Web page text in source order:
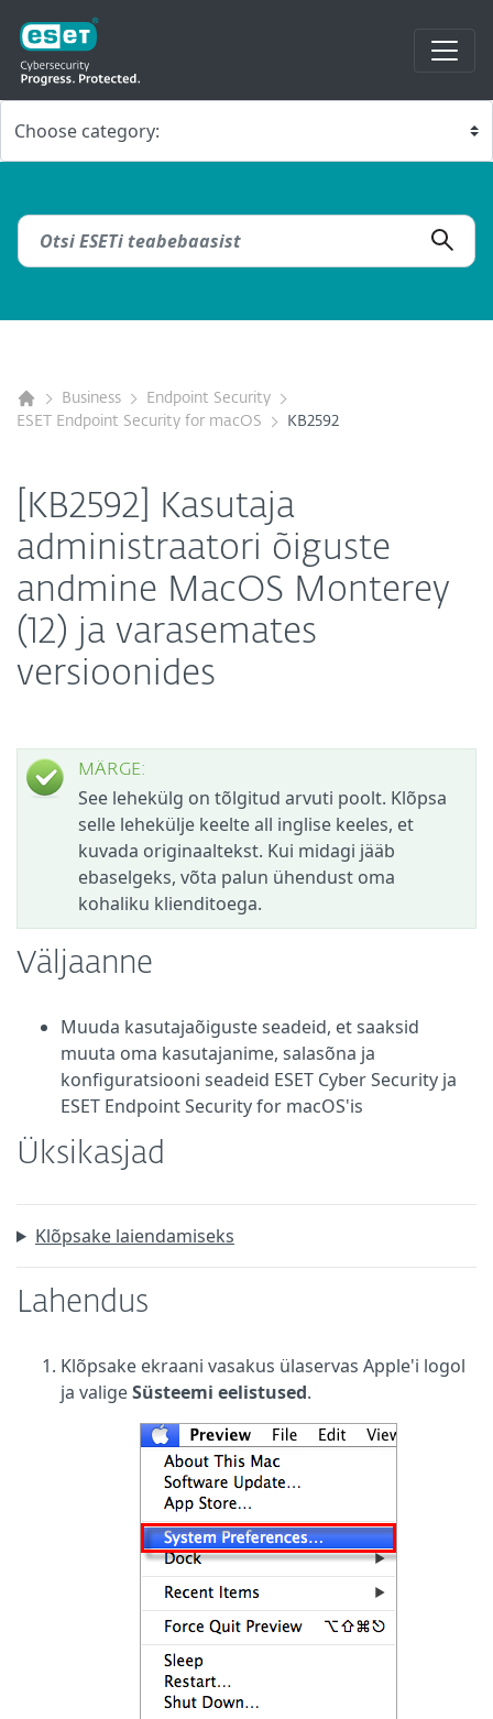
Business
Endpoint Security
ESET Endpoint Security for macOS
KB2592
[KB2592] Kasutaja
administraatori õiguste
andmine MacOS Monterey
(12) ja varasemates
versioonides
MÄRGE:
See lehekülg on tõlgitud arvuti poolt. Klõpsa
selle lehekülje keelte all inglise keeles, et
kuvada originaaltekst. Kui midagi jääb
ebaselgeks, võta palun ühendust oma
kohaliku klienditoega.
Väljaanne
Muuda kasutajaõiguste seadeid, et saaksid
muuta oma kasutajanime, salasõna ja
konfiguratsiooni seadeid ESET Cyber Security ja
ESET Endpoint Security for macOS'is
Üksikasjad
Klõpsake laiendamiseks
Lahendus
Klõpsake ekraani vasakus ülaservas Apple'i logol
ja valigeSüsteemi eelistused.